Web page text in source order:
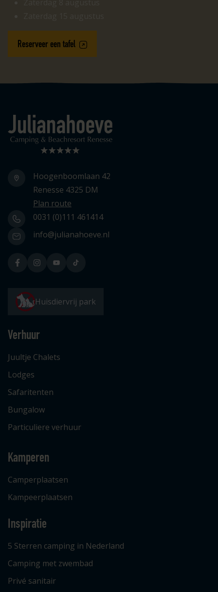
Reserveer een tafel
Logo Julianahoeve
Hoogenboomlaan 42
Renesse 4325 DM
Plan route
0031 (0)111 461414
info@julianahoeve.nl
Huisdiervrij park
Verhuur
Juultje Chalets
Lodges
Safaritenten
Bungalow
Particuliere verhuur
Kamperen
Camperplaatsen
Kampeerplaatsen
Inspiratie
5 Sterren camping in Nederland
Camping met zwembad
Privé sanitair